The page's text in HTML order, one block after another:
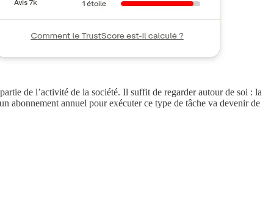
de l’activité de la société. Il suffit de regarder autour de soi : la
abonnement annuel pour exécuter ce type de tâche va devenir de